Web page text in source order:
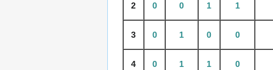
2 0 0 1 1
3 0 1 0 0
4 0 1 1 0